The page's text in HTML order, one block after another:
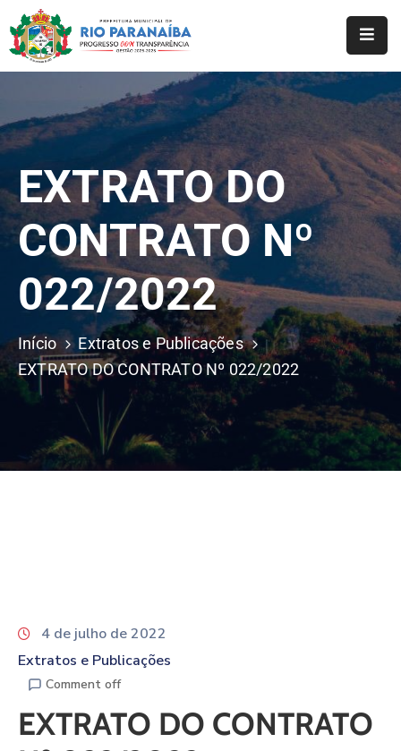
O
Município
Prefeitura
Notícias
Serviços
Transparência
Webmail
EXTRATO DO
CONTRATO Nº
022/2022
Início
Extratos e Publicações
EXTRATO DO CONTRATO Nº 022/2022
4 de julho de 2022
Extratos e Publicações
Comment off
EXTRATO DO CONTRATO